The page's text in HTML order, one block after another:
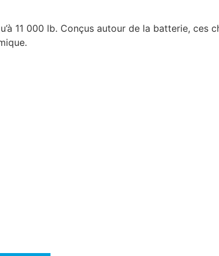
11 000 lb. Conçus autour de la batterie, ces